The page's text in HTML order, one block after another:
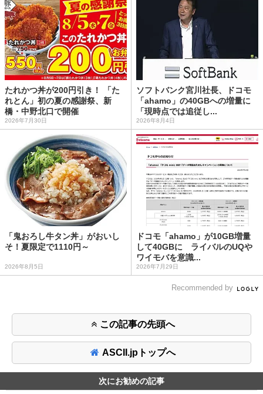
たれかつ丼が200円引き！ 「た
れとん」初の夏の感謝祭、新
橋・中野北口で開催
2026年7月30日
ソフトバンク宮川社長、ドコモ
「ahamo」の40GBへの増量に
「現時点では追従し...
2026年8月4日
「鬼おろし牛タン丼」がおいし
そ！夏限定で1110円～
2026年8月5日
ドコモ「ahamo」が10GB増量
して40GBに ライバルのUQや
ワイモバを意識...
2026年7月29日
Recommended by
この記事の先頭へ
ASCII.jpトップへ
次にお勧めの記事